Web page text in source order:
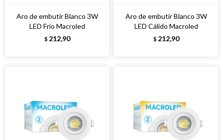
Aro de embutir Blanco 3W
LED Frío Macroled
$ 212,90
Aro de embutir Blanco 3W
LED Cálido Macroled
$ 212,90